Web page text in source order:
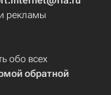
рекламы
обо всех
обратной